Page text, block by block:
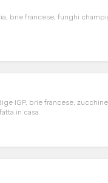
brie francese, funghi
IGP, brie francese,
in casa